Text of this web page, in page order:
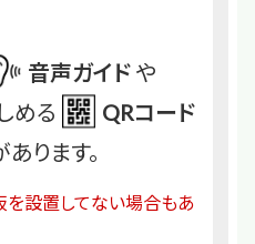
音声ガイド や
める
QRコード
ります。
を設置してない場合もあ